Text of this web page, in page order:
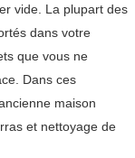
vide. La plupart des
dans votre
que vous ne
Dans ces
maison
et nettoyage de